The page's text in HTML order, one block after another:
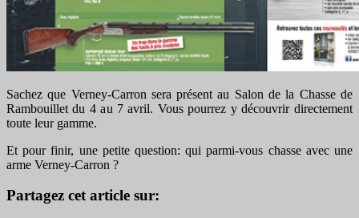
Sachez que Verney-Carron sera présent au Salon de la Chasse de
Rambouillet du 4 au 7 avril. Vous pourrez y découvrir directement
toute leur gamme.
Et pour finir, une petite question: qui parmi-vous chasse avec une
arme Verney-Carron ?
Partagez cet article sur: